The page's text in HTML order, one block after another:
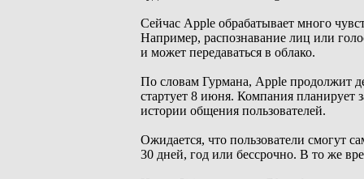
Сейчас Apple обрабатывает много
Например, распознавание лиц или
и может передаваться в облако.
По словам Гурмана, Apple продолжит
стартует 8 июня. Компания планирует
истории общения пользователей.
Ожидается, что пользователи смогут
30 дней, год или бессрочно. В то же